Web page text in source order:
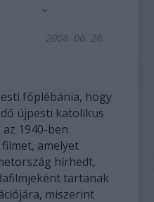
2008. 06. 26.
főplébánia, hogy
újpesti katolikus
1940-ben
amelyet
hírhedt,
tartanak
miszerint